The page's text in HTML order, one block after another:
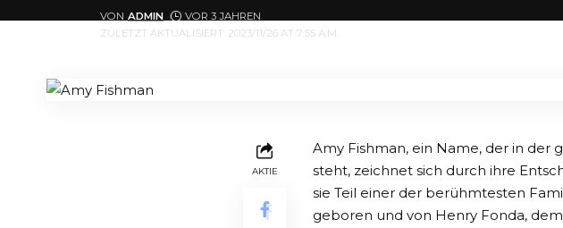
ZULETZT AKTUALISIERT: 2023/11/26 AT 7:55 A.M.
VON ADMIN VOR 3 JAHREN
AKTIE
Amy Fishman, ein Name, der in der
steht, zeichnet sich durch ihre
sie Teil einer der berühmtesten
geboren und von Henry Fonda,